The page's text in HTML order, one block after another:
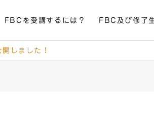
FBCを受講するには？ FBC及び修了
しました！